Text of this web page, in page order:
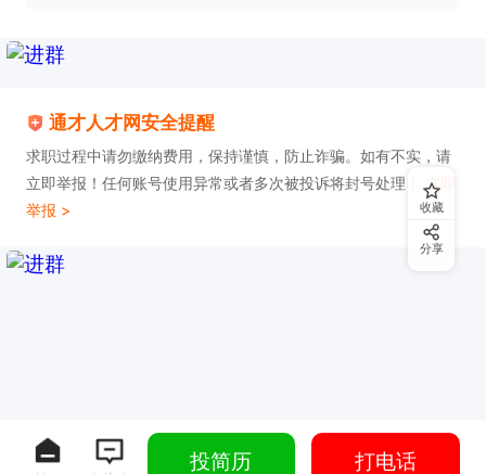
通才人才网安全提醒
求职过程中请勿缴纳费用，保持谨慎，防止诈骗。如有不实，请
立即举报！任何账号使用异常或者多次被投诉将封号处理！
立即
举报 >
收藏
分享
投简历 打电话